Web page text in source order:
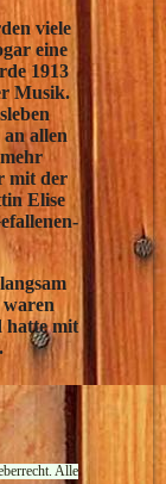
viele
eine
1913
Musik.
allen
mit der
Elise
hatte mit
Alle